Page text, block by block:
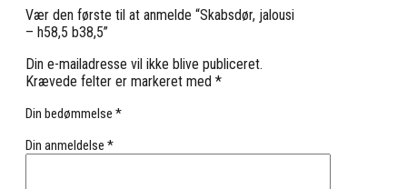
Vær den første til at anmelde “Skabsdør, jalousi
– h58,5 b38,5”
Din e-mailadresse vil ikke blive publiceret.
Krævede felter er markeret med *
Din bedømmelse *
Din anmeldelse *